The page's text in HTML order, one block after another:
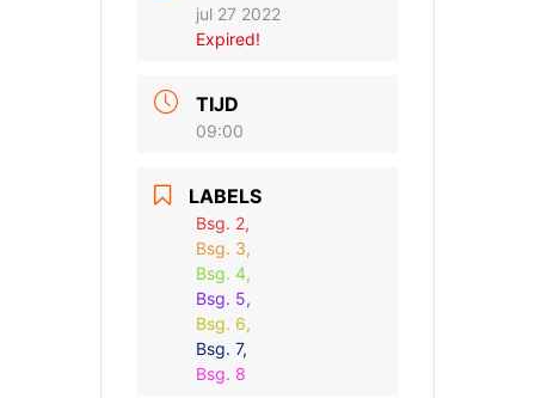
jul 27 2022
Expired!
TIJD
09:00
LABELS
Bsg. 2,
Bsg. 3,
Bsg. 4,
Bsg. 5,
Bsg. 6,
Bsg. 7,
Bsg. 8